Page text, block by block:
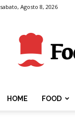
sabato, Agosto 8, 2026
FoodPress
HOME FOOD